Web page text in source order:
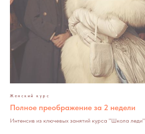
Женский курс
Полное преображение за 2 недели
Интенсив из ключевых занятий курса "Школа леди"